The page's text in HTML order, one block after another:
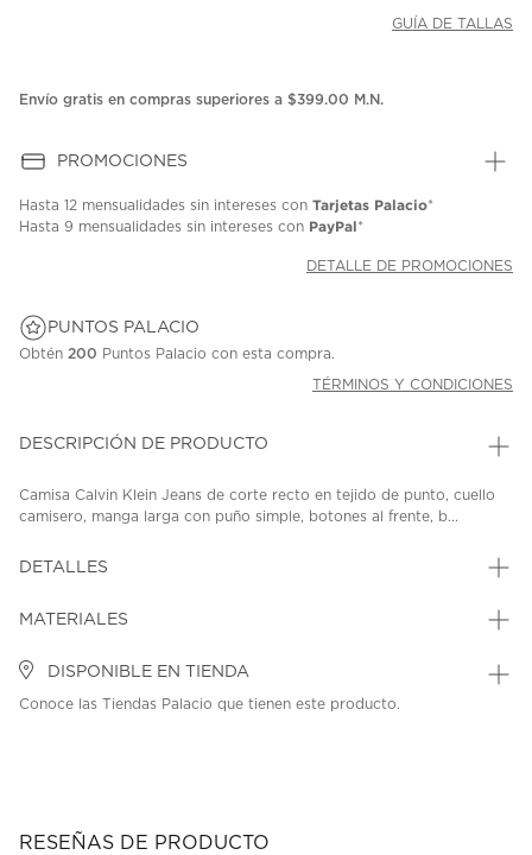
GUÍA DE TALLAS
Envío gratis en compras superiores a $399.00 M.N.
PROMOCIONES
Hasta 12 mensualidades sin intereses con Tarjetas Palacio*
Hasta 9 mensualidades sin intereses con PayPal*
DETALLE DE PROMOCIONES
PUNTOS PALACIO
Obtén 200 Puntos Palacio con esta compra.
TÉRMINOS Y CONDICIONES
DESCRIPCIÓN DE PRODUCTO
Camisa Calvin Klein Jeans de corte recto en tejido de punto, cuello
camisero, manga larga con puño simple, botones al frente, b...
DETALLES
MATERIALES
DISPONIBLE EN TIENDA
Conoce las Tiendas Palacio que tienen este producto.
RESEÑAS DE PRODUCTO